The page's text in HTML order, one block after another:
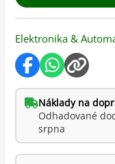
Elektronika &
Náklady na
Odhadované
srpna